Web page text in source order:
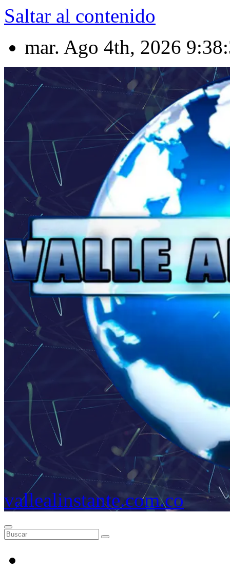
Saltar al contenido
mar. Ago 4th, 2026
vallealinstante.com.co